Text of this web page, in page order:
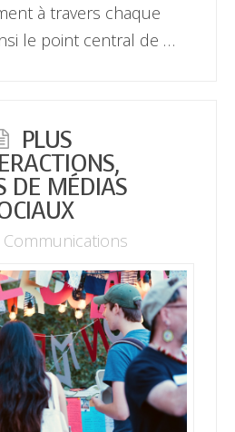
à travers chaque
le point central de …
PLUS
DE MÉDIAS
Communications